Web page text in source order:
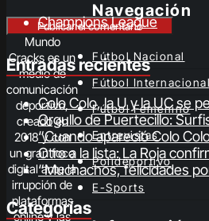
Entradas recientes
Colo Colo, la U y la UC se
Orgullo de Puertecillo:
“Cuando apareció Colo
Otro a la lista: La Roja
“Muchachos, felicidades
Categorías
Champions League
Mundo
Cracks es un
medio de
comunicación
deportivo,
creado en
2018 y con
un gran foco
digital ante la
irrupción de
plataformas
online y las
Navegación
Fútbol Nacional
Fútbol Internacional
Fútbol Femenino
Entrevistas
Polideportivo
E-Sports